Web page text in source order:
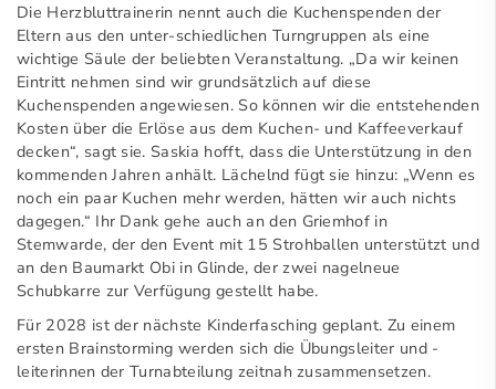
Die Herzbluttrainerin nennt auch die Kuchenspenden der
Eltern aus den unter-schiedlichen Turngruppen als eine
wichtige Säule der beliebten Veranstaltung. „Da wir keinen
Eintritt nehmen sind wir grundsätzlich auf diese
Kuchenspenden angewiesen. So können wir die entstehenden
Kosten über die Erlöse aus dem Kuchen- und Kaffeeverkauf
decken“, sagt sie. Saskia hofft, dass die Unterstützung in den
kommenden Jahren anhält. Lächelnd fügt sie hinzu: „Wenn es
noch ein paar Kuchen mehr werden, hätten wir auch nichts
dagegen.“ Ihr Dank gehe auch an den Griemhof in
Stemwarde, der den Event mit 15 Strohballen unterstützt und
an den Baumarkt Obi in Glinde, der zwei nagelneue
Schubkarre zur Verfügung gestellt habe.
Für 2028 ist der nächste Kinderfasching geplant. Zu einem
ersten Brainstorming werden sich die Übungsleiter und -
leiterinnen der Turnabteilung zeitnah zusammensetzen.